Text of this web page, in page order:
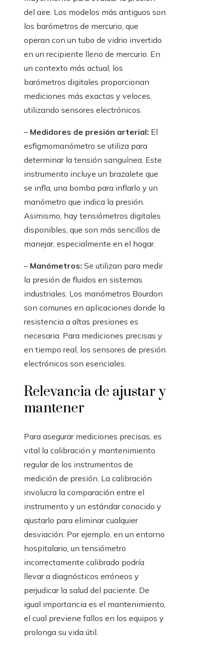
del aire. Los modelos más antiguos son
los barómetros de mercurio, que
operan con un tubo de vidrio invertido
en un recipiente lleno de mercurio. En
un contexto más actual, los
barómetros digitales proporcionan
mediciones más exactas y veloces,
utilizando sensores electrónicos.
– Medidores de presión arterial: El
esfigmomanómetro se utiliza para
determinar la tensión sanguínea. Este
instrumento incluye un brazalete que
se infla, una bomba para inflarlo y un
manómetro que indica la presión.
Asimismo, hay tensiómetros digitales
disponibles, que son más sencillos de
manejar, especialmente en el hogar.
– Manómetros: Se utilizan para medir
la presión de fluidos en sistemas
industriales. Los manómetros Bourdon
son comunes en aplicaciones donde la
resistencia a altas presiones es
necesaria. Para mediciones precisas y
en tiempo real, los sensores de presión
electrónicos son esenciales.
Relevancia de ajustar y
mantener
Para asegurar mediciones precisas, es
vital la calibración y mantenimiento
regular de los instrumentos de
medición de presión. La calibración
involucra la comparación entre el
instrumento y un estándar conocido y
ajustarlo para eliminar cualquier
desviación. Por ejemplo, en un entorno
hospitalario, un tensiómetro
incorrectamente calibrado podría
llevar a diagnósticos erróneos y
perjudicar la salud del paciente. De
igual importancia es el mantenimiento,
el cual previene fallos en los equipos y
prolonga su vida útil.